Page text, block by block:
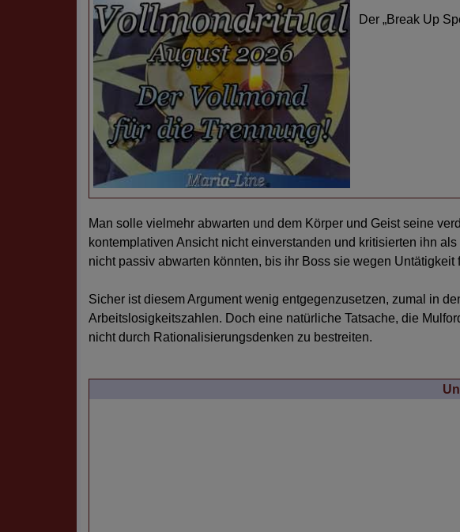
Der „Break Up
Man solle vielmehr abwarten und dem Körper und Geist seine
kontemplativen Ansicht nicht einverstanden und kritisierten ihn
nicht passiv abwarten könnten, bis ihr Boss sie wegen Untätigkeit
Sicher ist diesem Argument wenig entgegenzusetzen, zumal in
Arbeitslosigkeitszahlen. Doch eine natürliche Tatsache, die
nicht durch Rationalisierungsdenken zu bestreiten.